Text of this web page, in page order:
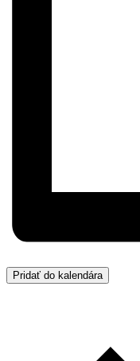
Pridať do kalendára